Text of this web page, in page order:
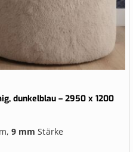
dunkelblau – 2950 x 1200
9 mm Stärke